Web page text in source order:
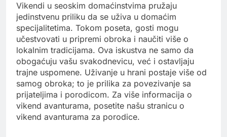
Vikendi u seoskim domaćinstvima pružaju
jedinstvenu priliku da se uživa u domaćim
specijalitetima. Tokom poseta, gosti mogu
učestvovati u pripremi obroka i naučiti više o
lokalnim tradicijama. Ova iskustva ne samo da
obogaćuju vašu svakodnevicu, već i ostavljaju
trajne uspomene. Uživanje u hrani postaje više od
samog obroka; to je prilika za povezivanje sa
prijateljima i porodicom. Za više informacija o
vikend avanturama, posetite našu stranicu o
vikend avanturama za porodice.